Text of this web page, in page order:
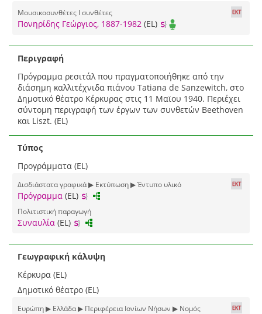
Μουσικοσυνθέτες I συνθέτες
Πονηρίδης Γεώργιος, 1887-1982 (EL)
Περιγραφή
Πρόγραμμα ρεσιτάλ που πραγματοποιήθηκε από την
διάσημη καλλιτέχνιδα πιάνου Tatiana de Sanzewitch, στο
Δημοτικό θέατρο Κέρκυρας στις 11 Μαϊου 1940. Περιέχει
σύντομη περιγραφή των έργων των συνθετών Beethoven
και Liszt. (EL)
Τύπος
Προγράμματα (EL)
Δισδιάστατα γραφικά ▶ Εκτύπωση ▶ Έντυπο υλικό
Πρόγραμμα (EL)
Πολιτιστική παραγωγή
Συναυλία (EL)
Γεωγραφική κάλυψη
Κέρκυρα (EL)
Δημοτικό θέατρο (EL)
Ευρώπη ▶ Ελλάδα ▶ Περιφέρεια Ιονίων Νήσων ▶ Νομός